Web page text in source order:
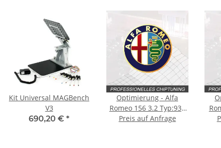
Kit Universal MAGBench
V3
690,20 € *
Optimierung - Alfa
Romeo 156 3.2 Typ:932
250PS
Preis auf Anfrage